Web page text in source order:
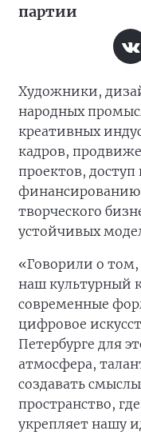
партии
Художники,
народных
креативных
кадров,
проектов,
творческого
устойчивых
«Говорили о
наш культурный
современные
цифровое
Петербурге для
атмосфера,
создавать
пространство,
укрепляет нашу